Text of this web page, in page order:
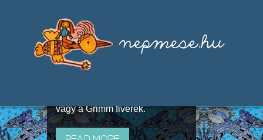
útján terjedő elbeszélésekből,
melyeket olyan ismert gyűjtők
állítottak össze, mint Benedek
vagy a Grimm fivérek.